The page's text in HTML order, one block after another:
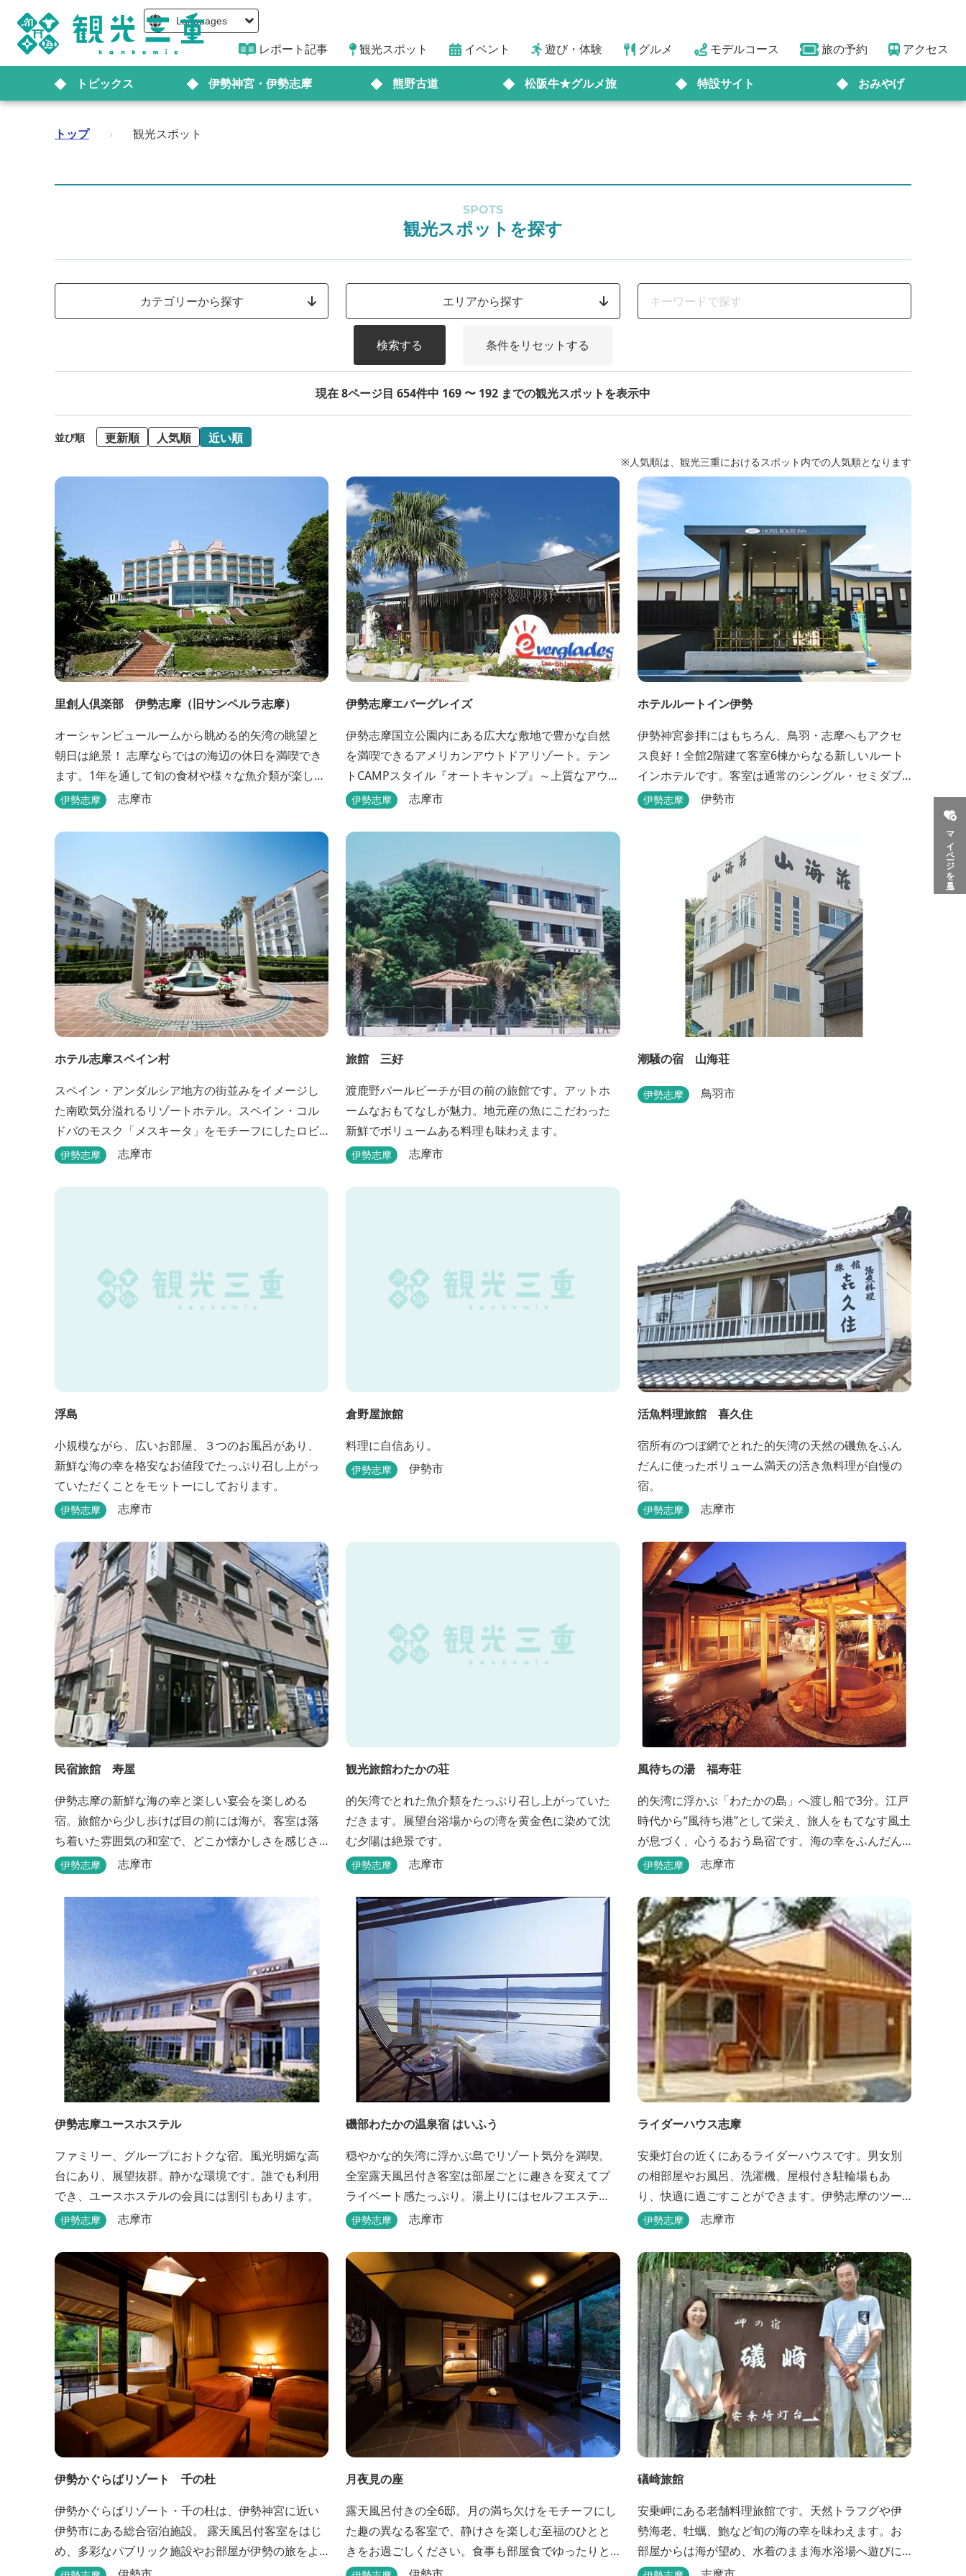
Languages
レポート記事 観光スポット イベント 遊び・体験 グルメ モデルコース 旅の予約 アクセス
トピックス 伊勢神宮・伊勢志摩 熊野古道 松阪牛★グルメ旅 特設サイト おみやげ
マイページを見る
トップ › 観光スポット
SPOTS
観光スポットを探す
カテゴリーから探す エリアから探す
検索する 条件をリセットする
現在 8ページ目 654件中 169 〜 192 までの観光スポットを表示中
並び順 更新順 人気順 近い順
※人気順は、観光三重におけるスポット内での人気順となります
里創人倶楽部 伊勢志摩（旧サンペルラ志摩）
オーシャンビュールームから眺める的矢湾の眺望と
朝日は絶景！ 志摩ならではの海辺の休日を満喫でき
ます。1年を通して旬の食材や様々な魚介類が楽しめ
ます。魚に良く合う地酒も充実。 露天ジャクジー
のリゾートホテル「里創人倶楽部 伊勢志摩」にぜ
伊勢志摩 志摩市
伊勢志摩エバーグレイズ
伊勢志摩国立公園内にある広大な敷地で豊かな自然
を満喫できるアメリカンアウトドアリゾート。テン
トCAMPスタイル『オートキャンプ』～上質なアウト
ドア空間『グランピングスタイル』まで多彩な宿泊
＆アクティビティーが人気！365日開催のアメリカン
カルチャーを取り入れたキッズイベント、カナディ
アンカヌー、ペダルボート、ファンサイクルなど豊
富なアクティビ...
伊勢志摩 志摩市
ホテルルートイン伊勢
伊勢神宮参拝にはもちろん、鳥羽・志摩へもアクセ
ス良好！全館2階建て客室6棟からなる新しいルート
インホテルです。客室は通常のシングル・セミダブ
ル・ ツインの他、畳敷きの和室もご用意しておりま
でお部屋でおくつろぎください。 また、朝食バイキ
ング無料サービス（営業時間6:30～900）、大浴場完
備、全室インターネット回線完備（Wi-Fi・LAN接...
伊勢志摩 伊勢市
ホテル志摩スペイン村
スペイン・アンダルシア地方の街並みをイメージし
た南欧気分溢れるリゾートホテル。スペイン・コル
ドバのモスク「メスキータ」をモチーフにしたロビ
ーは天井がとても高く、見るものを圧倒します。客
街を再現しており、ホテル内を散策するだけでも異
伊勢志摩 志摩市
旅館 三好
渡鹿野パールビーチが目の前の旅館です。アットホ
ームなおもてなしが魅力。地元産の魚にこだわった
新鮮でボリュームある料理も味わえます。
伊勢志摩 志摩市
潮騒の宿 山海荘
伊勢志摩 鳥羽市
浮島
小規模ながら、広いお部屋、３つのお風呂があり、
新鮮な海の幸を格安なお値段でたっぷり召し上がっ
ていただくことをモットーにしております。
伊勢志摩 志摩市
倉野屋旅館
料理に自信あり。
伊勢志摩 伊勢市
活魚料理旅館 喜久住
宿所有のつぼ網でとれた的矢湾の天然の磯魚をふん
だんに使ったボリューム満天の活き魚料理が自慢の
宿。
伊勢志摩 志摩市
民宿旅館 寿屋
伊勢志摩の新鮮な海の幸と楽しい宴会を楽しめる
宿。旅館から少し歩けば目の前には海が。客室は落
ち着いた雰囲気の和室で、どこか懐かしさを感じさ
せてくれます。
伊勢志摩 志摩市
観光旅館わたかの荘
的矢湾でとれた魚介類をたっぷり召し上がっていた
だきます。展望台浴場からの湾を黄金色に染めて沈
む夕陽は絶景です。
伊勢志摩 志摩市
風待ちの湯 福寿荘
的矢湾に浮かぶ「わたかの島」へ渡し船で3分。江戸
時代から“風待ち港”として栄え、旅人をもてなす風土
が息づく、心うるおう島宿です。海の幸をふんだん
に使ったボリューム満点の会席料理が自慢。肌にや
摩最大級の庭園露天風呂です。
伊勢志摩 志摩市
伊勢志摩ユースホステル
ファミリー、グループにおトクな宿。風光明媚な高
台にあり、展望抜群。静かな環境です。誰でも利用
でき、ユースホステルの会員には割引もあります。
伊勢志摩 志摩市
磯部わたかの温泉宿 はいふう
穏やかな的矢湾に浮かぶ島でリゾート気分を満喫。
全室露天風呂付き客室は部屋ごとに趣きを変えてプ
ライベート感たっぷり。湯上りにはセルフエステ
を。伊勢志摩の旬を濃縮した創作和会席をダイニン
伊勢志摩 志摩市
ライダーハウス志摩
安乗灯台の近くにあるライダーハウスです。男女別
の相部屋やお風呂、洗濯機、屋根付き駐輪場もあ
り、快適に過ごすことができます。伊勢志摩のツー
リング拠点などにも最適です。
伊勢志摩 志摩市
伊勢かぐらばリゾート 千の杜
伊勢かぐらばリゾート・千の杜は、伊勢神宮に近い
伊勢市にある総合宿泊施設。 露天風呂付客室をはじ
め、多彩なパブリック施設やお部屋が伊勢の旅をよ
り思い出深いものにしてくれます。 また、広大な敷
月夜見の座
露天風呂付きの全6邸。月の満ち欠けをモチーフにし
た趣の異なる客室で、静けさを楽しむ至福のひとと
きをお過ごしください。食事も部屋食でゆったりと
楽しめます。
礒崎旅館
安乗岬にある老舗料理旅館です。天然トラフグや伊
勢海老、牡蠣、鮑など旬の海の幸を味わえます。お
部屋からは海が望め、水着のまま海水浴場へ遊びに
行けます。